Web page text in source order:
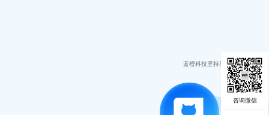
蓝橙科技坚持高质量的开发保